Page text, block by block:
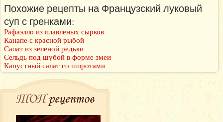
Похожие рецепты на Французский луковый
суп с гренками:
Рафаэлло из плавленых сырков
Канапе с красной рыбой
Салат из зеленой редьки
Сельдь под шубой в форме змеи
Капустный салат со шпротами
ТОПрецептов